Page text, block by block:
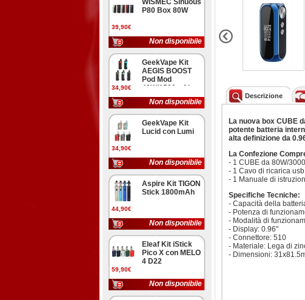
39,90€
WISMEC Sinuous
P80 Box 80W
Non disponibile
34,90€
GeekVape Kit
AEGIS BOOST
Pod Mod
40W/1500mAh
Non disponibile
34,90€
GeekVape Kit
Lucid con Lumi
Non disponibile
44,90€
Aspire Kit TIGON
Stick 1800mAh
Non disponibile
59,90€
Eleaf Kit iStick
Pico X con MELO
4 D22
Non disponibile
Descrizione
La nuova box CUBE
potente batteria
alta definizione da
La Confezione
- 1 CUBE da 80W/
- 1 Cavo di ricarica usb
- 1 Manuale di
Specifiche Tecniche:
- Capacità della
- Potenza di
- Modalità di
- Display: 0.96"
- Connettore: 510
- Materiale: Lega di
- Dimensioni: